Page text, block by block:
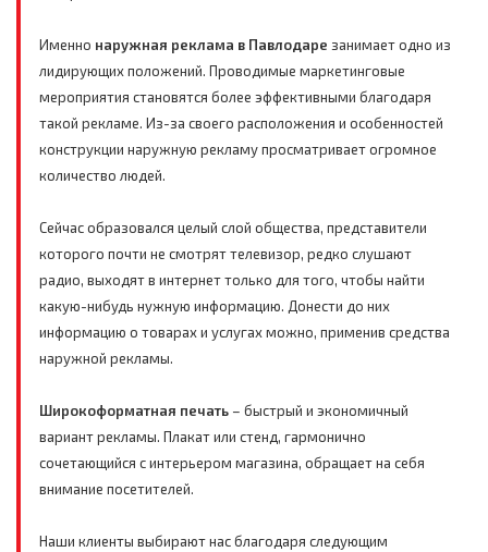
Именно наружная реклама в Павлодаре занимает одно из
лидирующих положений. Проводимые маркетинговые
мероприятия становятся более эффективными благодаря
такой рекламе. Из-за своего расположения и особенностей
конструкции наружную рекламу просматривает огромное
количество людей.
Сейчас образовался целый слой общества, представители
которого почти не смотрят телевизор, редко слушают
радио, выходят в интернет только для того, чтобы найти
какую-нибудь нужную информацию. Донести до них
информацию о товарах и услугах можно, применив средства
наружной рекламы.
Широкоформатная печать– быстрый и экономичный
вариант рекламы. Плакат или стенд, гармонично
сочетающийся с интерьером магазина, обращает на себя
внимание посетителей.
Наши клиенты выбирают нас благодаря следующим